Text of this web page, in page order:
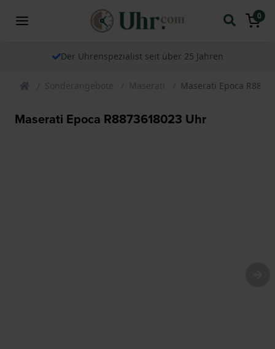
0
Der Uhrenspezialist seit über 25 Jahren
Sonderangebote Maserati Maserati Epoca
Maserati Epoca R8873618023 Uhr